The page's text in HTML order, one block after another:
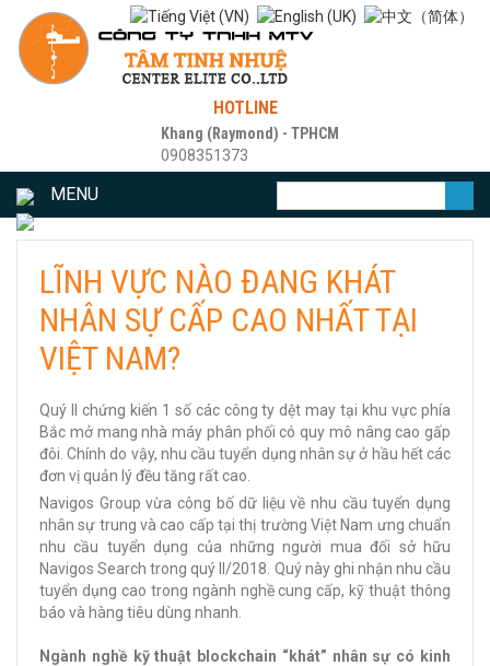
HOTLINE
Khang (Raymond) - TPHCM
0908351373
MENU
LĨNH VỰC NÀO ĐANG KHÁT
NHÂN SỰ CẤP CAO NHẤT TẠI
VIỆT NAM?
Quý II chứng kiến 1 số các công ty dệt may tại khu vực phía
Bắc mở mang nhà máy phân phối có quy mô nâng cao gấp
đôi. Chính do vậy, nhu cầu tuyển dụng nhân sự ở hầu hết các
đơn vị quản lý đều tăng rất cao.
Navigos Group vừa công bố dữ liệu về nhu cầu tuyển dụng
nhân sự trung và cao cấp tại thị trường Việt Nam ưng chuẩn
nhu cầu tuyển dụng của những người mua đối sở hữu
Navigos Search trong quý II/2018. Quý này ghi nhận nhu cầu
tuyển dụng cao trong ngành nghề cung cấp, kỹ thuật thông
báo và hàng tiêu dùng nhanh.
Ngành nghề kỹ thuật blockchain “khát” nhân sự có kinh